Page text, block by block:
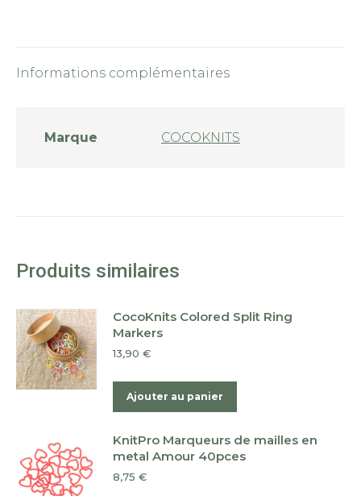
Informations complémentaires
Marque COCOKNITS
Produits similaires
CocoKnits Colored Split Ring
Markers
13,90 €
Ajouter au panier
KnitPro Marqueurs de mailles en
metal Amour 40pces
8,75 €